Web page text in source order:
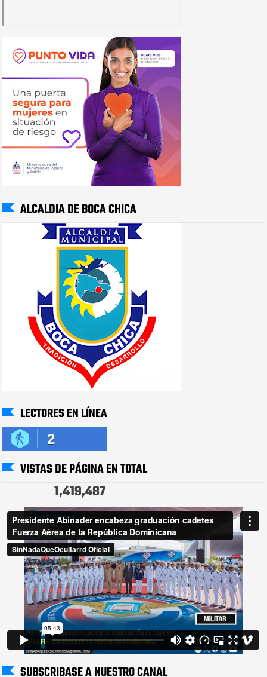
ALCALDIA DE BOCA CHICA
LECTORES EN LÍNEA
2
VISTAS DE PÁGINA EN TOTAL
1,419,487
SUBSCRIBASE A NUESTRO CANAL